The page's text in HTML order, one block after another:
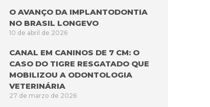
O AVANÇO DA IMPLANTODONTIA
NO BRASIL LONGEVO
10 de abril de 2026
CANAL EM CANINOS DE 7 CM: O
CASO DO TIGRE RESGATADO QUE
MOBILIZOU A ODONTOLOGIA
VETERINÁRIA
27 de marzo de 2026